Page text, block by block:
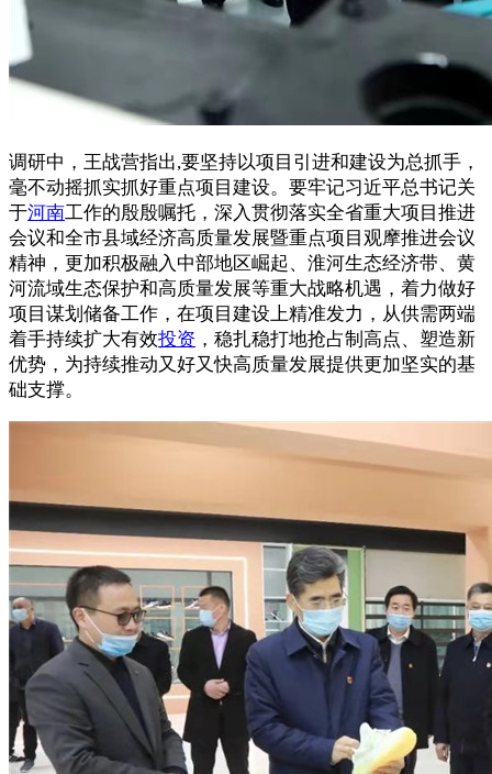
调研中，王战营指出,要坚持以项目引进和建设为总抓手，
毫不动摇抓实抓好重点项目建设。要牢记习近平总书记关
于河南工作的殷殷嘱托，深入贯彻落实全省重大项目推进
会议和全市县域经济高质量发展暨重点项目观摩推进会议
精神，更加积极融入中部地区崛起、淮河生态经济带、黄
河流域生态保护和高质量发展等重大战略机遇，着力做好
项目谋划储备工作，在项目建设上精准发力，从供需两端
着手持续扩大有效投资 ，稳扎稳打地抢占制高点、塑造新
优势，为持续推动又好又快高质量发展提供更加坚实的基
础支撑。